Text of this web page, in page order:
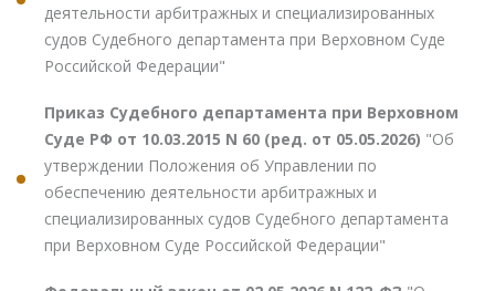
деятельности арбитражных и специализированных
судов Судебного департамента при Верховном Суде
Российской Федерации"
Приказ Судебного департамента при Верховном
Суде РФ от 10.03.2015 N 60 (ред. от 05.05.2026) "Об
утверждении Положения об Управлении по
обеспечению деятельности арбитражных и
специализированных судов Судебного департамента
при Верховном Суде Российской Федерации"